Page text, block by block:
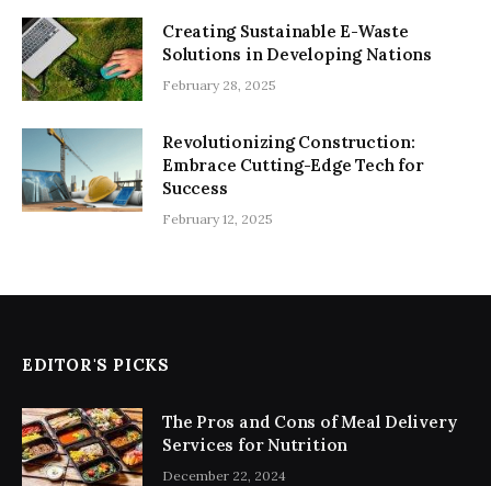
Creating Sustainable E-Waste
Solutions in Developing Nations
February 28, 2025
Revolutionizing Construction:
Embrace Cutting-Edge Tech for
Success
February 12, 2025
EDITOR'S PICKS
The Pros and Cons of Meal Delivery
Services for Nutrition
December 22, 2024